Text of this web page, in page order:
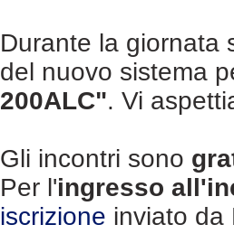
Durante la giornata
del nuovo sistema
200ALC". Vi
Gli incontri sono
Per l'ingresso
iscrizione inviato da